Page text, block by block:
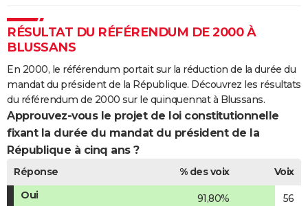
RÉSULTAT DU RÉFÉRENDUM DE 2000 À
BLUSSANS
En 2000, le référendum portait sur la réduction de la durée du
mandat du président de la République. Découvrez les résultats
du référendum de 2000 sur le quinquennat à Blussans.
Approuvez-vous le projet de loi constitutionnelle
fixant la durée du mandat du président de la
République à cinq ans ?
Réponse % des voix
Voix
Oui
91,80% 56